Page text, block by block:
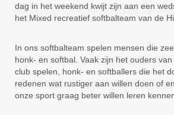
dag in het weekend kwijt zijn aan een
het Mixed recreatief softbalteam van de
In ons softbalteam spelen mensen die
honk- en softbal. Vaak zijn het ouders
club spelen, honk- en softballers die het
redenen wat rustiger aan willen doen of
onze sport graag beter willen leren